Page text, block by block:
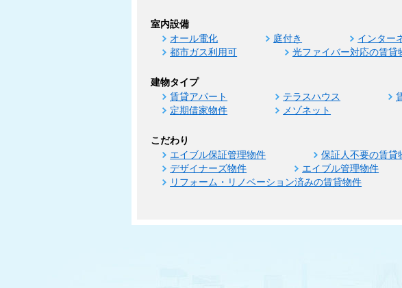
室内設備
オール電化 庭付き インター
都市ガス利用可
光ファイバー対応の賃貸
建物タイプ
賃貸アパート テラスハウス
定期借家物件
メゾネット
こだわり
エイブル保証管理物件 保証人不要の賃貸
デザイナーズ物件
エイブル管理物件
リフォーム・リノベーション済みの賃貸物件